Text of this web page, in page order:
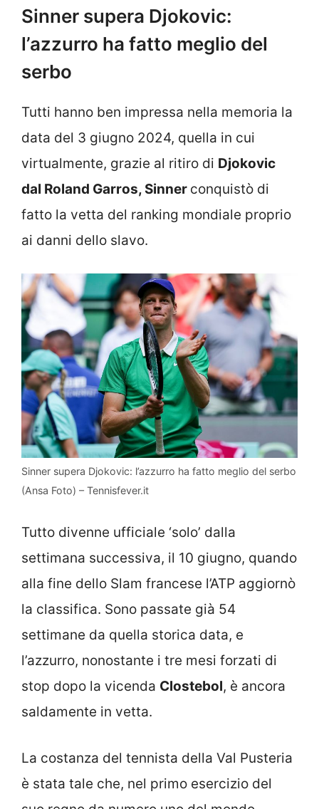
Sinner supera Djokovic:
l’azzurro ha fatto meglio del
serbo
Tutti hanno ben impressa nella memoria la
data del 3 giugno 2024, quella in cui
virtualmente, grazie al ritiro di Djokovic
dal Roland Garros, Sinner conquistò di
fatto la vetta del ranking mondiale proprio
ai danni dello slavo.
Sinner supera Djokovic: l’azzurro ha fatto meglio del serbo
(Ansa Foto) – Tennisfever.it
Tutto divenne ufficiale ‘solo’ dalla
settimana successiva, il 10 giugno, quando
alla fine dello Slam francese l’ATP aggiornò
la classifica. Sono passate già 54
settimane da quella storica data, e
l’azzurro, nonostante i tre mesi forzati di
stop dopo la vicenda Clostebol, è ancora
saldamente in vetta.
La costanza del tennista della Val Pusteria
è stata tale che, nel primo esercizio del